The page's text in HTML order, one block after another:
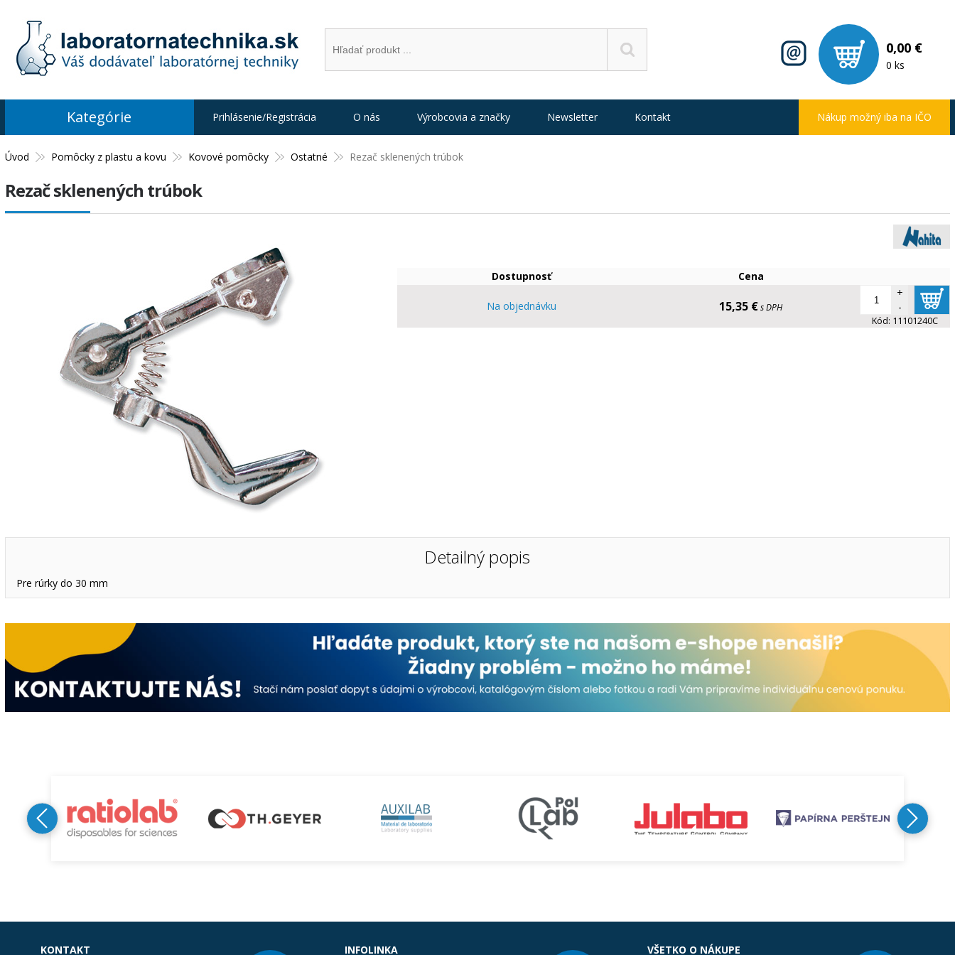
0,00 €
0 ks
Úvod Pomôcky z plastu a kovu Kovové pomôcky Ostatné Rezač sklenených trúbok
Rezač sklenených trúbok
Dostupnosť Cena
Na objednávku 15,35 €s DPH
+
-
Kód: 11101240C
Detailný popis
Pre rúrky do 30 mm
Kategórie Prihlásenie/Registrácia O nás Výrobcovia a značky Newsletter Kontakt Nákup možný iba na IČO
KONTAKT INFOLINKA VŠETKO O NÁKUPE